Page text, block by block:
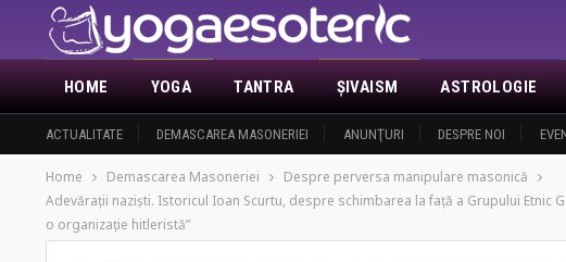
HOME
ACTUALITATE DEMASCAREA MASONERIEI ANUNŢURI DESPRE NOI
YOGA TANTRA ŞIVAISM ASTROLOGIE
Home Demascarea Masoneriei
Despre perversa manipulare masonică
Adevărații naziști. Istoricul Ioan Scurtu, despre schimbarea la față a Grupului Etnic
o organizație hitleristă”